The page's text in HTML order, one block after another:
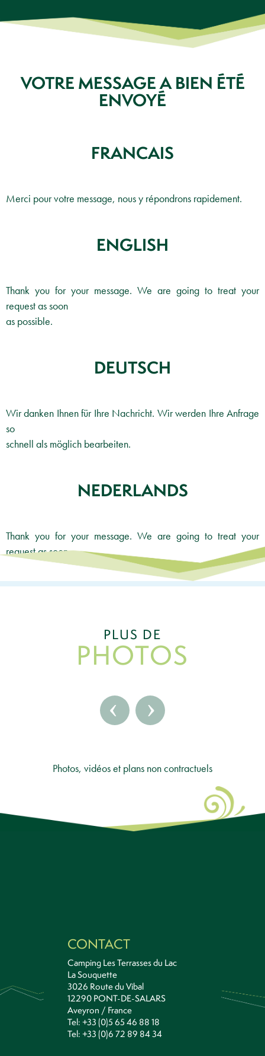
VOTRE MESSAGE A BIEN ÉTÉ
ENVOYÉ
FRANCAIS
Merci pour votre message, nous y répondrons rapidement.
ENGLISH
Thank you for your message. We are going to treat your
request as soon
as possible.
DEUTSCH
Wir danken Ihnen für Ihre Nachricht. Wir werden Ihre Anfrage
so
schnell als möglich bearbeiten.
NEDERLANDS
Thank you for your message. We are going to treat your
request as soon
as possible.
PLUS DE
PHOTOS
‹ ›
Photos, vidéos et plans non contractuels
CONTACT
Camping Les Terrasses du Lac
La Souquette
3026 Route du Vibal
12290 PONT-DE-SALARS
Aveyron / France
Tel: +33 (0)5 65 46 88 18
Tel: +33 (0)6 72 89 84 34